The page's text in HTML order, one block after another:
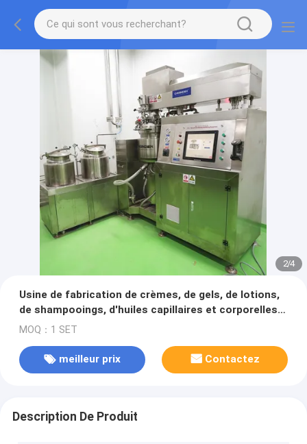
2/4
Usine de fabrication de crèmes, de gels, de lotions,
de shampooings, d'huiles capillaires et corporelles,
de pommades
MOQ：1 SET
meilleur prix Contactez
Description De Produit